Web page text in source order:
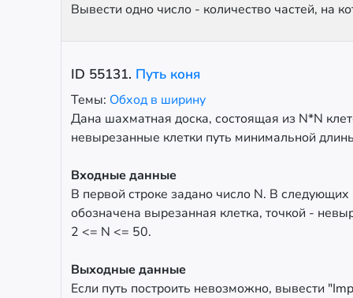
Вывести одно число - количество частей, на
ID 55131. Путь коня
Темы: Обход в ширину
Дана шахматная доска, состоящая из N*N
невырезанные клетки путь минимальной
Входные данные
В первой строке задано число N. В
обозначена вырезанная клетка, точкой -
2 <= N <= 50.
Выходные данные
Если путь построить невозможно, вывести